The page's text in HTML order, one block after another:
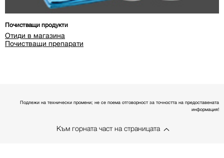
Почистващи продукти
Отиди в магазина
Почистващи препарати
Подлежи на технически промени; не се поема отговорност за точността на предоставената
информация!
Към горната част на страницата